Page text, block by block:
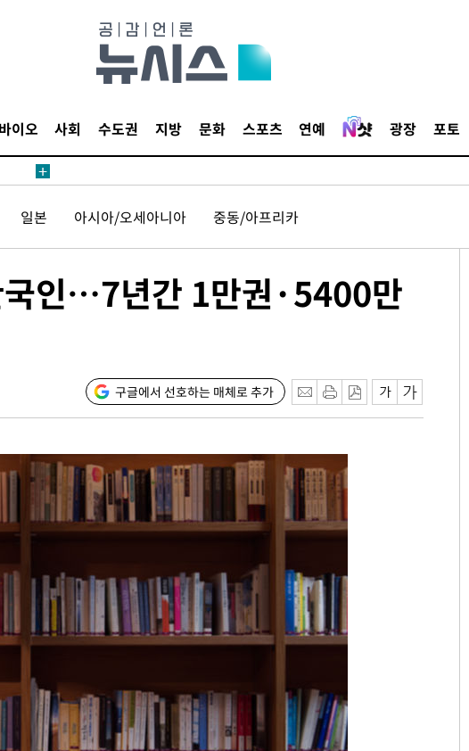
이오 사회 수도권 지방 문화 스포츠 연예 광장 포토
인
감 다
워"
인
감 다
워"
인
일본 아시아/오세아니아 중동/아프리카
국인…7년간 1만권·5400만
구글에서 선호하는 매체로 추가